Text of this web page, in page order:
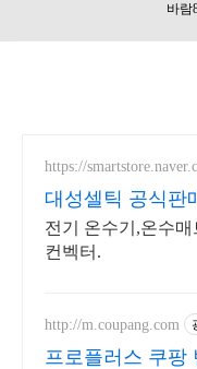
바람
https://
대성셀틱 공식판
전기 온수기,온수
컨벡터.
http://m.coupang.com
프로플러스 쿠팡